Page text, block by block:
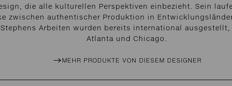
die alle kulturellen Perspektiven einbezieht. Sein
zwischen authentischer Produktion in
Arbeiten wurden bereits international ausgestellt,
Atlanta und Chicago.
MEHR PRODUKTE VON DIESEM DESIGNER